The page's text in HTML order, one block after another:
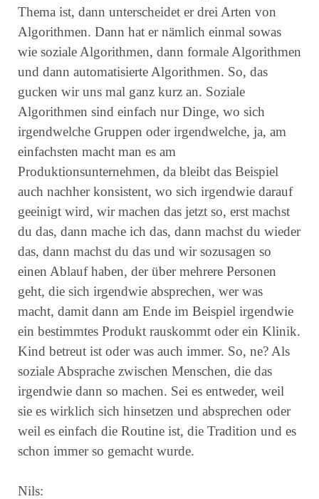
Thema ist, dann unterscheidet er drei Arten von
Algorithmen. Dann hat er nämlich einmal sowas
wie soziale Algorithmen, dann formale Algorithmen
und dann automatisierte Algorithmen. So, das
gucken wir uns mal ganz kurz an. Soziale
Algorithmen sind einfach nur Dinge, wo sich
irgendwelche Gruppen oder irgendwelche, ja, am
einfachsten macht man es am
Produktionsunternehmen, da bleibt das Beispiel
auch nachher konsistent, wo sich irgendwie darauf
geeinigt wird, wir machen das jetzt so, erst machst
du das, dann mache ich das, dann machst du wieder
das, dann machst du das und wir sozusagen so
einen Ablauf haben, der über mehrere Personen
geht, die sich irgendwie absprechen, wer was
macht, damit dann am Ende im Beispiel irgendwie
ein bestimmtes Produkt rauskommt oder ein Klinik.
Kind betreut ist oder was auch immer. So, ne? Als
soziale Absprache zwischen Menschen, die das
irgendwie dann so machen. Sei es entweder, weil
sie es wirklich sich hinsetzen und absprechen oder
weil es einfach die Routine ist, die Tradition und es
schon immer so gemacht wurde.
Nils: